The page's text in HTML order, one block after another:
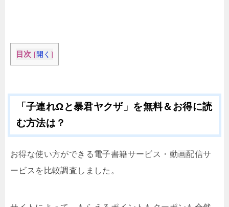
目次 [開く ]
「子連れΩと暴君ヤクザ」を無料＆お得に読
む方法は？
お得な使い方ができる電子書籍サービス・動画配信サ
ービスを比較調査しました。